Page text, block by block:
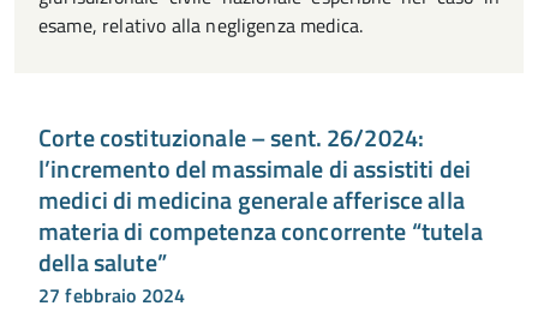
esame, relativo alla negligenza medica.
Corte costituzionale – sent. 26/2024:
l’incremento del massimale di assistiti dei
medici di medicina generale afferisce alla
materia di competenza concorrente “tutela
della salute”
27 febbraio 2024